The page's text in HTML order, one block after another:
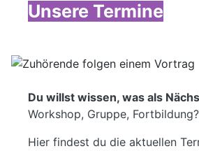
Unsere Termine
Du willst wissen, was als
Workshop, Gruppe, Fortbildung?
Hier findest du die aktuellen